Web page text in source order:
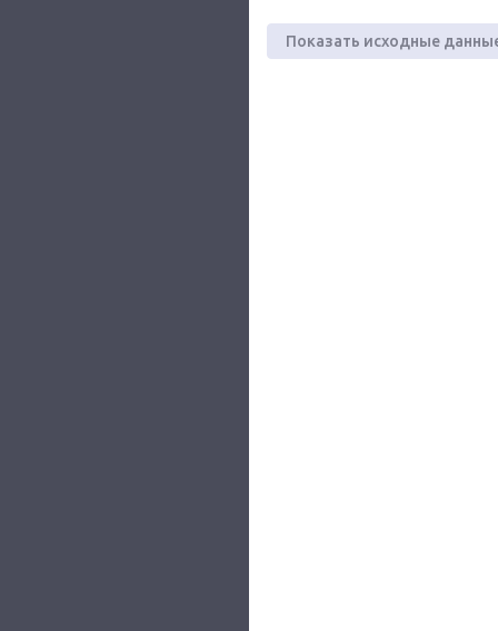
Показать исходные